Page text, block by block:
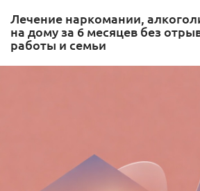
Лечение наркомании,
на дому за 6 месяцев без
работы и семьи